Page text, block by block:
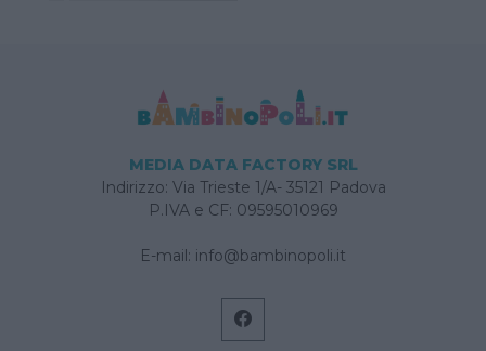
MEDIA DATA FACTORY SRL
Indirizzo: Via Trieste 1/A- 35121 Padova
P.IVA e CF: 09595010969
E-mail: info@bambinopoli.it